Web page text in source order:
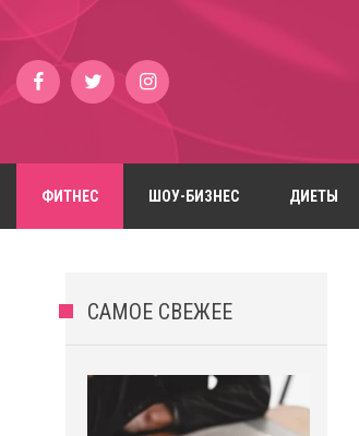
ФИТНЕС ШОУ-БИЗНЕС ДИЕТЫ
САМОЕ СВЕЖЕЕ